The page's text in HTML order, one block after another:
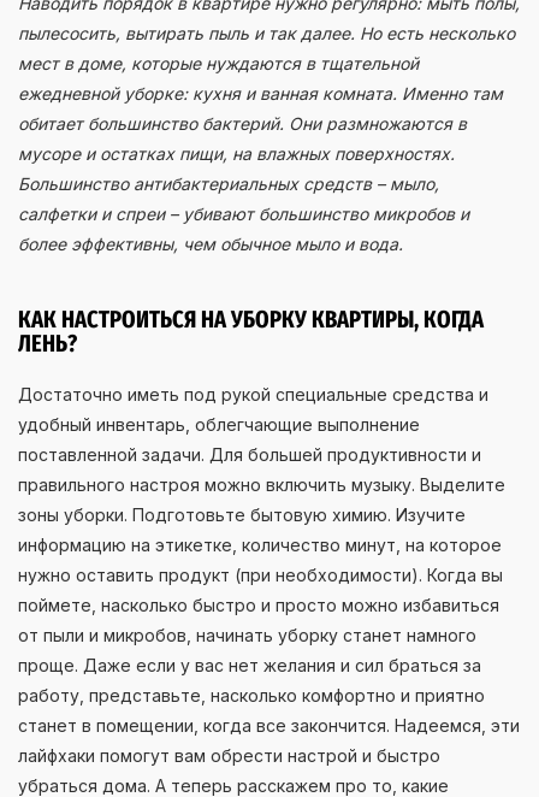
пылесосить, вытирать пыль и так далее. Но есть несколько
мест в доме, которые нуждаются в тщательной
ежедневной уборке: кухня и ванная комната. Именно там
обитает большинство бактерий. Они размножаются в
мусоре и остатках пищи, на влажных поверхностях.
Большинство антибактериальных средств – мыло,
салфетки и спреи – убивают большинство микробов и
более эффективны, чем обычное мыло и вода.
КАК НАСТРОИТЬСЯ НА УБОРКУ КВАРТИРЫ, КОГДА
ЛЕНЬ?
Достаточно иметь под рукой специальные средства и
удобный инвентарь, облегчающие выполнение
поставленной задачи. Для большей продуктивности и
правильного настроя можно включить музыку. Выделите
зоны уборки. Подготовьте бытовую химию. Изучите
информацию на этикетке, количество минут, на которое
нужно оставить продукт (при необходимости). Когда вы
поймете, насколько быстро и просто можно избавиться
от пыли и микробов, начинать уборку станет намного
проще. Даже если у вас нет желания и сил браться за
работу, представьте, насколько комфортно и приятно
станет в помещении, когда все закончится. Надеемся, эти
лайфхаки помогут вам обрести настрой и быстро
убраться дома. А теперь расскажем про то, какие